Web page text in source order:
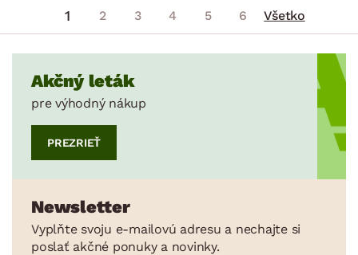
1 2 3 4 5 6 Všetko
Akčný leták
pre výhodný nákup
PREZRIEŤ
Newsletter
Vyplňte svoju e-mailovú adresu a nechajte si
poslať akčné ponuky a novinky.